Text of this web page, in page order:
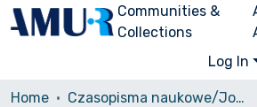
Communities &
Collections
Log In
Home
Czasopisma naukowe/Journals